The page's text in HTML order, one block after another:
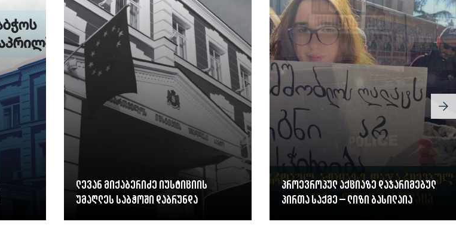
ლევან მიქაბერიძე იუსტიციის
უმაღლეს საბჭოში დაბრუნდა
პროევროპულ აქციაზე დაჯარიმებულ
პირთა საქმე – ლიზი ბასილაია